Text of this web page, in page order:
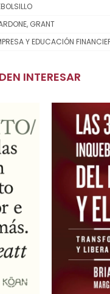
GRANT
Y EDUCACIÓN
INTERESAR